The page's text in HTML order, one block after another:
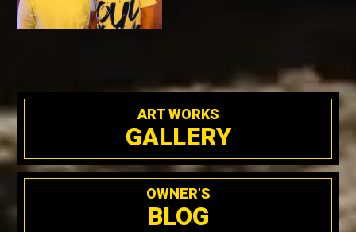
ART WORKS
GALLERY
OWNER'S
BLOG